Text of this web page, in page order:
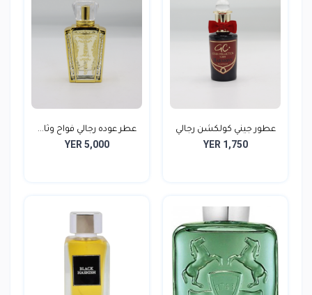
عطور جيني كولكشن رجالي
YER 1,750
عطر عوده رجالي فواح وثا...
YER 5,000